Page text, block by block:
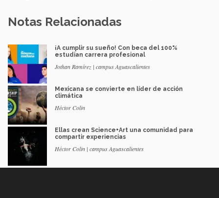
Notas Relacionadas
¡A cumplir su sueño! Con beca del 100%
estudian carrera profesional
Jothan Ramírez | campus Aguascalientes
Mexicana se convierte en líder de acción
climática
Héctor Colin
Ellas crean Science+Art una comunidad para
compartir experiencias
Héctor Colin | campus Aguascalientes